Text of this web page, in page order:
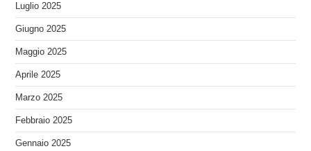
Luglio 2025
Giugno 2025
Maggio 2025
Aprile 2025
Marzo 2025
Febbraio 2025
Gennaio 2025